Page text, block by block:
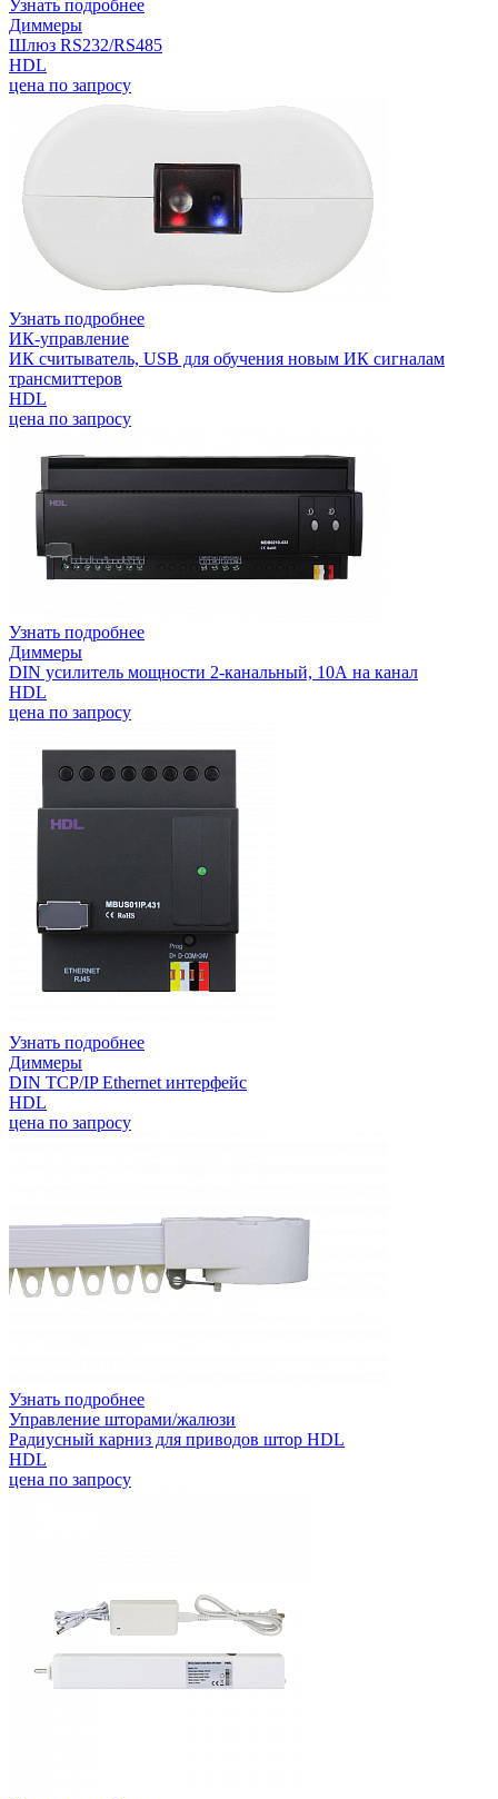
Узнать подробнее
Диммеры
Шлюз RS232/RS485
HDL
цена по запросу
Узнать подробнее
ИК-управление
ИК считыватель, USB для обучения новым ИК сигналам
трансмиттеров
HDL
цена по запросу
Узнать подробнее
Диммеры
DIN усилитель мощности 2-канальный, 10А на канал
HDL
цена по запросу
Узнать подробнее
Диммеры
DIN TCP/IP Ethernet интерфейс
HDL
цена по запросу
Узнать подробнее
Управление шторами/жалюзи
Радиусный карниз для приводов штор HDL
HDL
цена по запросу